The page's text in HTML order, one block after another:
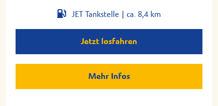
JET Tankstelle | ca. 8,4 km
Jetzt losfahren
Mehr Infos